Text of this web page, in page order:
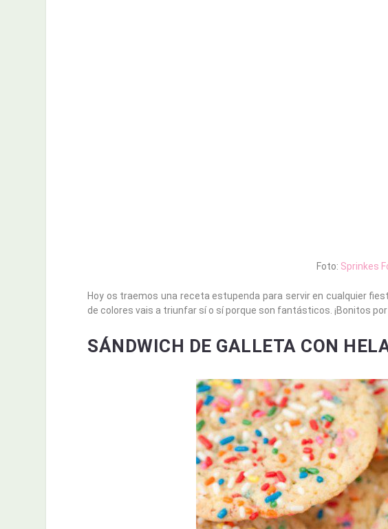
Foto: Sprinkes
Hoy os traemos una receta estupenda para servir en cualquier
de colores vais a triunfar sí o sí porque son fantásticos. ¡Bonitos
SÁNDWICH DE GALLETA CON